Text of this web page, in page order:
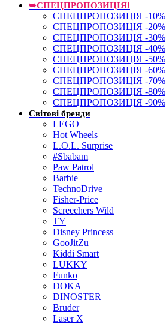
➥СПЕЦПРОПОЗИЦІЯ!
СПЕЦПРОПОЗИЦІЯ -10%
СПЕЦПРОПОЗИЦІЯ -20%
СПЕЦПРОПОЗИЦІЯ -30%
СПЕЦПРОПОЗИЦІЯ -40%
СПЕЦПРОПОЗИЦІЯ -50%
СПЕЦПРОПОЗИЦІЯ -60%
СПЕЦПРОПОЗИЦІЯ -70%
СПЕЦПРОПОЗИЦІЯ -80%
СПЕЦПРОПОЗИЦІЯ -90%
Світові бренди
LEGO
Hot Wheels
L.O.L. Surprise
#Sbabam
Paw Patrol
Barbie
TechnoDrive
Fisher-Price
Screechers Wild
TY
Disney Princess
GooJitZu
Kiddi Smart
LUKKY
Funko
DOKA
DINOSTER
Bruder
Laser X